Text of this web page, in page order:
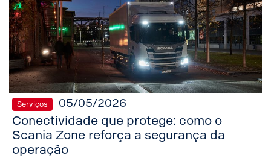
Serviços 05/05/2026
Conectividade que protege: como o
Scania Zone reforça a segurança da
operação